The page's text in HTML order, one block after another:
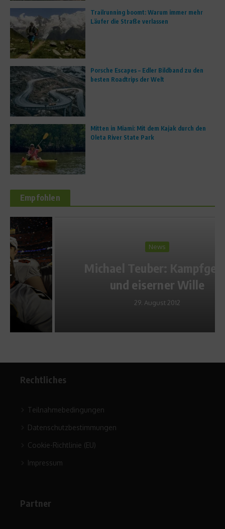
Trailrunning boomt: Warum immer mehr
Läufer die Straße verlassen
Porsche Escapes – Edler Bildband zu den
besten Roadtrips der Welt
Mitten in Miami: Mit dem Kajak durch den
Oleta River State Park
Empfohlen
Michael Teuber: Kampfgeist
und eiserner Wille
29. August 2012
Rechtliches
Teilnahmebedingungen
Datenschutzbestimmungen
Cookie-Richtlinie (EU)
Impressum
Partner